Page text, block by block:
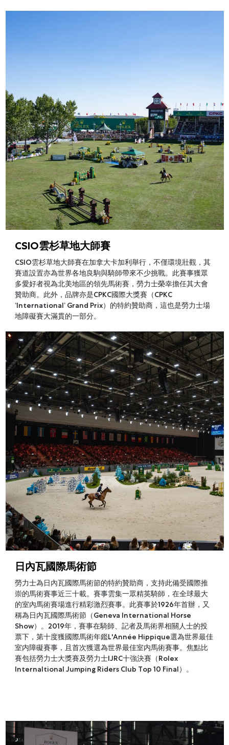
CSIO雲杉草地大師賽
CSIO雲杉草地大師賽在加拿大卡加利舉行，不僅環境壯觀，其
賽道設置亦為世界各地良駒與騎師帶來不少挑戰。此賽事獲眾
多愛好者視為北美地區的領先馬術賽，勞力士榮幸擔任其大會
贊助商。此外，品牌亦是CPKC國際大獎賽（CPKC
‘International’ Grand Prix）的特約贊助商，這也是勞力士場
地障礙賽大滿貫的一部分。
日內瓦國際馬術節
勞力士為日內瓦國際馬術節的特約贊助商，支持此備受國際推
崇的馬術賽事近三十載。賽事雲集一眾精英騎師，在全球最大
的室內馬術賽場進行精彩激烈賽事。此賽事於1926年首辦，又
稱為日內瓦國際馬術節（Geneva International Horse
Show）。2019年，賽事在騎師、記者及馬術界相關人士的投
票下，第十度獲國際馬術年鑑L'Année Hippique選為世界最佳
室内障礙賽事，且首次獲選為世界最佳室内馬術賽事。焦點比
賽包括勞力士大獎賽及勞力士IJRC十強決賽（Rolex
Internaltional Jumping Riders Club Top 10 Final）。